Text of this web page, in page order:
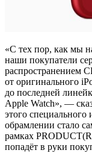
«С тех пор, как мы
наши покупатели
распространением
от оригинального
до последней
Apple Watch», —
этого специального
обрамлении стало
рамках
попадёт в руки